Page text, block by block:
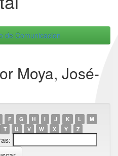
de Comunicacion
Moya, José-
F G H I J K L
M
T U V W X Y Z